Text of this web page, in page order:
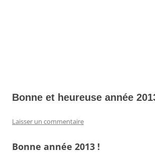
Bonne et heureuse année
Laisser un commentaire
Bonne année 2013 !